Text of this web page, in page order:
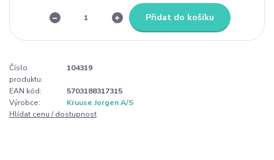
Přidat do košíku
Číslo
produktu:
104319
EAN kód:
5703188317315
Výrobce:
Kruuse Jorgen A/S
Hlídat cenu / dostupnost